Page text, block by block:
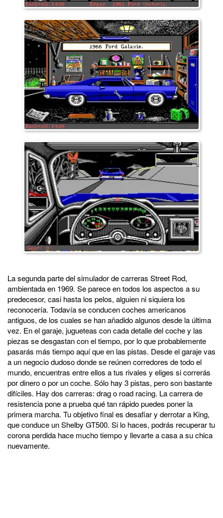
La segunda parte del simulador de carreras Street Rod,
ambientada en 1969. Se parece en todos los aspectos a su
predecesor, casi hasta los pelos, alguien ni siquiera los
reconocería. Todavía se conducen coches americanos
antiguos, de los cuales se han añadido algunos desde la última
vez. En el garaje, jugueteas con cada detalle del coche y las
piezas se desgastan con el tiempo, por lo que probablemente
pasarás más tiempo aquí que en las pistas. Desde el garaje vas
a un negocio dudoso donde se reúnen corredores de todo el
mundo, encuentras entre ellos a tus rivales y eliges si correrás
por dinero o por un coche. Sólo hay 3 pistas, pero son bastante
difíciles. Hay dos carreras: drag o road racing. La carrera de
resistencia pone a prueba qué tan rápido puedes poner la
primera marcha. Tu objetivo final es desafiar y derrotar a King,
que conduce un Shelby GT500. Si lo haces, podrás recuperar tu
corona perdida hace mucho tiempo y llevarte a casa a su chica
nuevamente.